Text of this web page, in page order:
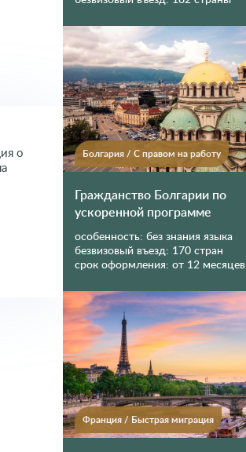
о
Болгария / С правом на работу
Гражданство Болгарии по
ускоренной программе
особенность: без знания языка
безвизовый въезд: 170 стран
срок оформления: от 12 месяцев
Франция / Быстрая миграция